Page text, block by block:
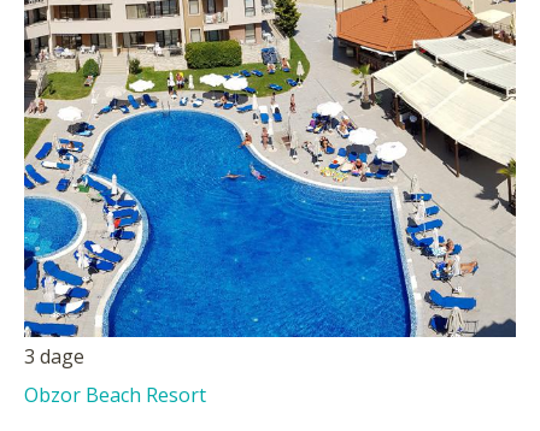
3 dage
Obzor Beach Resort